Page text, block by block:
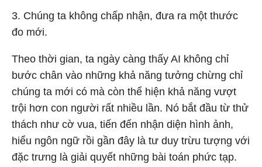
3. Chúng ta không chấp nhận, đưa ra một thước
đo mới.
Theo thời gian, ta ngày càng thấy AI không chỉ
bước chân vào những khả năng tưởng chừng chỉ
chúng ta mới có mà còn thể hiện khả năng vượt
trội hơn con người rất nhiều lần. Nó bắt đầu từ thử
thách như cờ vua, tiến đến nhận diện hình ảnh,
hiểu ngôn ngữ rồi gần đây là tư duy trừu tượng với
đặc trưng là giải quyết những bài toán phức tạp.